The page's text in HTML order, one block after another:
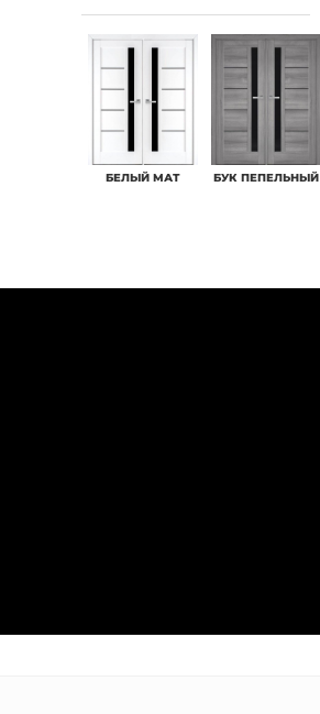
БЕЛЫЙ МАТ БУК ПЕПЕЛЬНЫЙ